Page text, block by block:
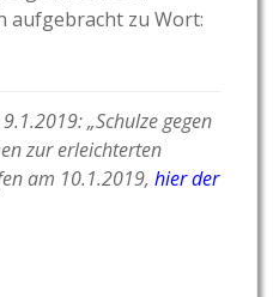
aufgebracht zu Wort:
„Schulze gegen
zur erleichterten
am 10.1.2019,hier der